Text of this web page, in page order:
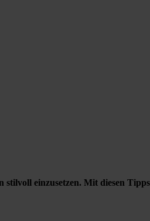
einzusetzen. Mit diesen